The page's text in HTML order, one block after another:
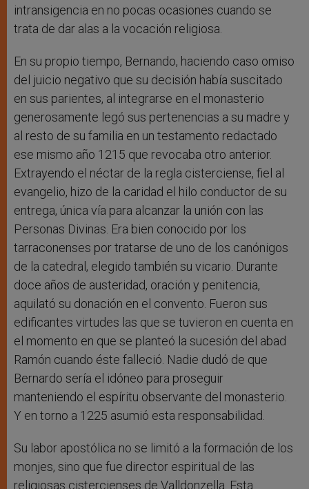
intransigencia en no pocas ocasiones cuando se
trata de dar alas a la vocación religiosa.
En su propio tiempo, Bernando, haciendo caso omiso
del juicio negativo que su decisión había suscitado
en sus parientes, al integrarse en el monasterio
generosamente legó sus pertenencias a su madre y
al resto de su familia en un testamento redactado
ese mismo año 1215 que revocaba otro anterior.
Extrayendo el néctar de la regla cisterciense, fiel al
evangelio, hizo de la caridad el hilo conductor de su
entrega, única vía para alcanzar la unión con las
Personas Divinas. Era bien conocido por los
tarraconenses por tratarse de uno de los canónigos
de la catedral, elegido también su vicario. Durante
doce años de austeridad, oración y penitencia,
aquilató su donación en el convento. Fueron sus
edificantes virtudes las que se tuvieron en cuenta en
el momento en que se planteó la sucesión del abad
Ramón cuando éste falleció. Nadie dudó de que
Bernardo sería el idóneo para proseguir
manteniendo el espíritu observante del monasterio.
Y en torno a 1225 asumió esta responsabilidad.
Su labor apostólica no se limitó a la formación de los
monjes, sino que fue director espiritual de las
religiosas cistercienses de Valldonzella. Esta